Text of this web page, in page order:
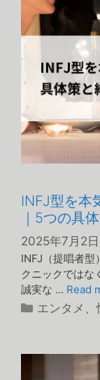
INFJ型を本
｜5つの具
2025年7月2日
INFJ（提唱者型
クニックではな
誠実な … Read
カ
リ
エンタメ 、